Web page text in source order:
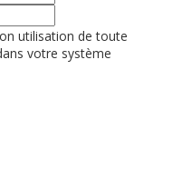
utilisation de toute
votre système